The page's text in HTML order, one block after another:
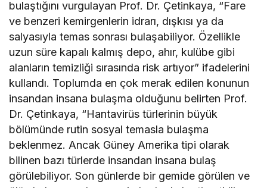
bulaştığını vurgulayan Prof. Dr. Çetinkaya, “Fare
ve benzeri kemirgenlerin idrarı, dışkısı ya da
salyasıyla temas sonrası bulaşabiliyor. Özellikle
uzun süre kapalı kalmış depo, ahır, kulübe gibi
alanların temizliği sırasında risk artıyor” ifadelerini
kullandı. Toplumda en çok merak edilen konunun
insandan insana bulaşma olduğunu belirten Prof.
Dr. Çetinkaya, “Hantavirüs türlerinin büyük
bölümünde rutin sosyal temasla bulaşma
beklenmez. Ancak Güney Amerika tipi olarak
bilinen bazı türlerde insandan insana bulaş
görülebiliyor. Son günlerde bir gemide görülen ve